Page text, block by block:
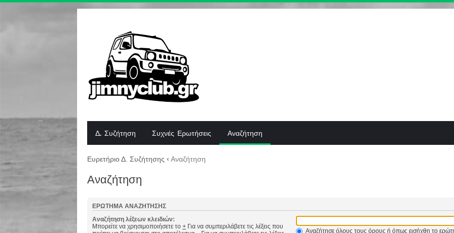
Δ. Συζήτηση Συχνές Ερωτήσεις Αναζήτηση
Ευρετήριο Δ. Συζήτησης ‹ Αναζήτηση
Αναζήτηση
ΕΡΏΤΗΜΑ ΑΝΑΖΉΤΗΣΗΣ
Αναζήτηση λέξεων κλειδιών:
Μπορείτε να χρησιμοποιήσετε το + Για να συμπεριλάβετε τις λέξεις που
Αναζήτησε όλους τους όρους ή όπως εισήχθη το